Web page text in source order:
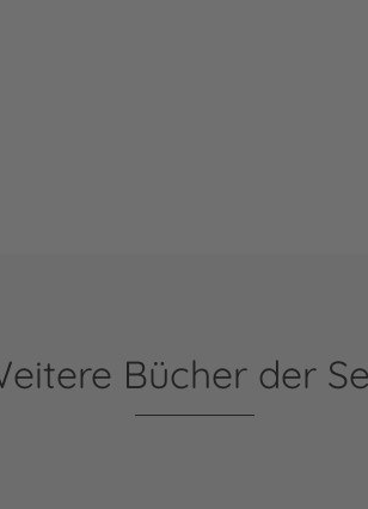
Bücher der